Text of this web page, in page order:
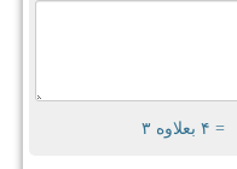
= ۴ بعلاوه ۳